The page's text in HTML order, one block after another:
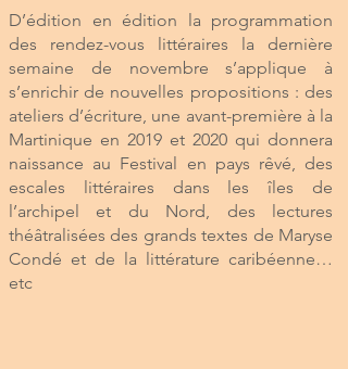
D’édition en édition la programmation
des rendez-vous littéraires la dernière
semaine de novembre s’applique à
s’enrichir de nouvelles propositions : des
ateliers d’écriture, une avant-première à la
Martinique en 2019 et 2020 qui donnera
naissance au Festival en pays rêvé, des
escales littéraires dans les îles de
l’archipel et du Nord, des lectures
théâtralisées des grands textes de Maryse
Condé et de la littérature caribéenne…
etc